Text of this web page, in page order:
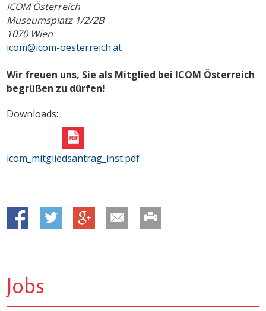
ICOM Österreich
Museumsplatz 1/2/2B
1070 Wien
icom@icom-oesterreich.at
Wir freuen uns, Sie als Mitglied bei ICOM Österreich
begrüßen zu dürfen!
Downloads:
icom_mitgliedsantrag_inst.pdf
Jobs